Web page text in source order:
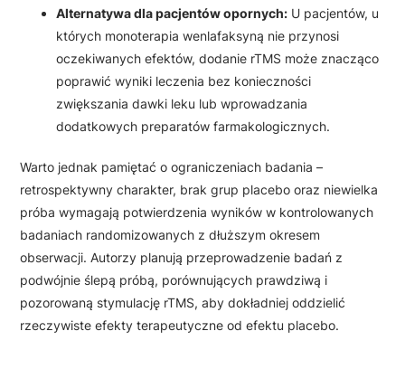
Alternatywa dla pacjentów opornych: U pacjentów, u
których monoterapia wenlafaksyną nie przynosi
oczekiwanych efektów, dodanie rTMS może znacząco
poprawić wyniki leczenia bez konieczności
zwiększania dawki leku lub wprowadzania
dodatkowych preparatów farmakologicznych.
Warto jednak pamiętać o ograniczeniach badania –
retrospektywny charakter, brak grup placebo oraz niewielka
próba wymagają potwierdzenia wyników w kontrolowanych
badaniach randomizowanych z dłuższym okresem
obserwacji. Autorzy planują przeprowadzenie badań z
podwójnie ślepą próbą, porównujących prawdziwą i
pozorowaną stymulację rTMS, aby dokładniej oddzielić
rzeczywiste efekty terapeutyczne od efektu placebo.